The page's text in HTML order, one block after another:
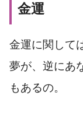
金運
金運に関して
夢が、逆にあ
もあるの。